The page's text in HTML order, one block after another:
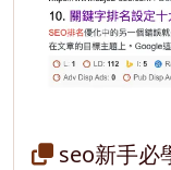
seo新手必